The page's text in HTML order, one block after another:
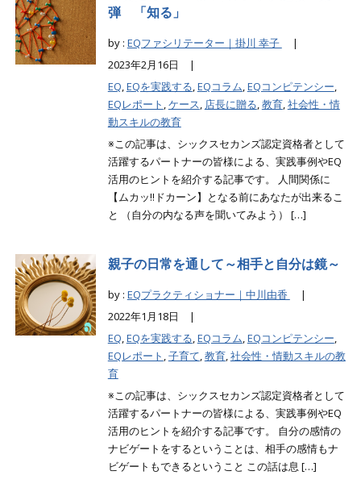
弾 「知る」
by : EQファシリテーター｜掛川 幸子
|
2023年2月16日 |
EQ,EQを実践する,EQコラム,EQコンピテンシー,
EQレポート ,ケース, 店長に贈る,教育,社会性・情
動スキルの教育
※この記事は、シックスセカンズ認定資格者として
活躍するパートナーの皆様による、実践事例やEQ
活用のヒントを紹介する記事です。 人間関係に
【ムカッ!!ドカーン】となる前にあなたが出来るこ
と （自分の内なる声を聞いてみよう） […]
親子の日常を通して～相手と自分は鏡～
by : EQプラクティショナー｜中川由香
|
2022年1月18日 |
EQ,EQを実践する,EQコラム,EQコンピテンシー,
EQレポート ,子育て,教育,社会性・情動スキルの教
育
※この記事は、シックスセカンズ認定資格者として
活躍するパートナーの皆様による、実践事例やEQ
活用のヒントを紹介する記事です。 自分の感情の
ナビゲートをするということは、相手の感情もナ
ビゲートもできるということ この話は息 […]